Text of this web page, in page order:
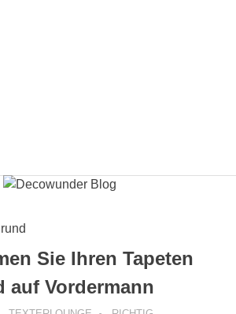
Sie Ihren Tapeten
auf Vordermann